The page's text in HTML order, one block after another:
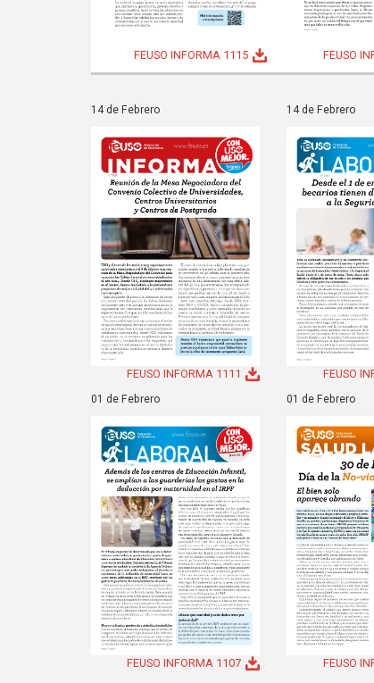
FEUSO INFORMA 1115 FEUSO
14 de Febrero
FEUSO INFORMA 1111
14 de Febrero
FEUSO
01 de Febrero
FEUSO INFORMA 1107
01 de Febrero
FEUSO